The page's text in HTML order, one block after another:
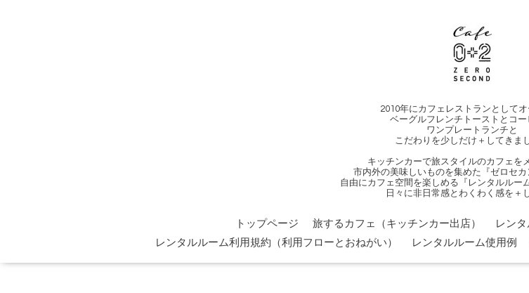
2010年にカフェレストランとしてオ
ベーグルフレンチトーストとコー
ワンプレートランチと
こだわりを少しだけ＋してきま
キッチンカーで旅スタイルのカフェを
市内外の美味しいものを集めた『ゼロセ
自由にカフェ空間を楽しめる『レンタルルー
日々に非日常感とわくわく感を＋
トップページ 旅するカフェ（キッチンカー出店）
レン
レンタルルーム利用規約（利用フローとおねがい）
レンタルルーム使用例